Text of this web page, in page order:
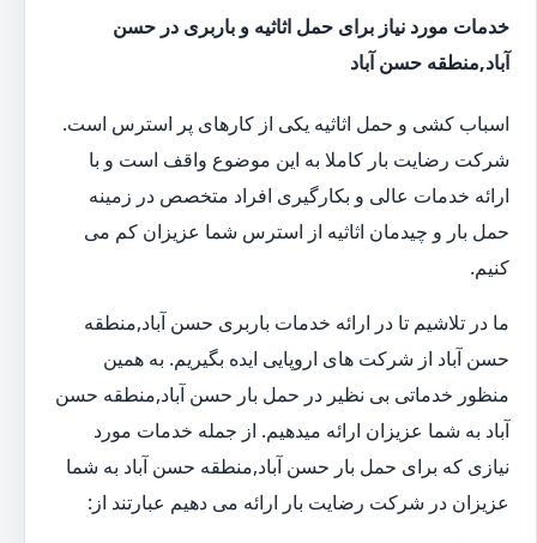
خدمات مورد نیاز برای حمل اثاثیه و باربری در حسن
آباد,منطقه حسن آباد
اسباب کشی و حمل اثاثیه یکی از کارهای پر استرس است.
شرکت رضایت بار کاملا به این موضوع واقف است و با
ارائه خدمات عالی و بکارگیری افراد متخصص در زمینه
حمل بار و چیدمان اثاثیه از استرس شما عزیزان کم می
کنیم.
ما در تلاشیم تا در ارائه خدمات باربری حسن آباد,منطقه
حسن آباد از شرکت های اروپایی ایده بگیریم. به همین
منظور خدماتی بی نظیر در حمل بار حسن آباد,منطقه حسن
آباد به شما عزیزان ارائه میدهیم. از جمله خدمات مورد
نیازی که برای حمل بار حسن آباد,منطقه حسن آباد به شما
عزیزان در شرکت رضایت بار ارائه می دهیم عبارتند از: